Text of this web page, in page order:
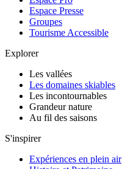
Espace Presse
Groupes
Tourisme Accessible
Explorer
Les vallées
Les domaines skiables
Les incontournables
Grandeur nature
Au fil des saisons
S'inspirer
Expériences en plein air